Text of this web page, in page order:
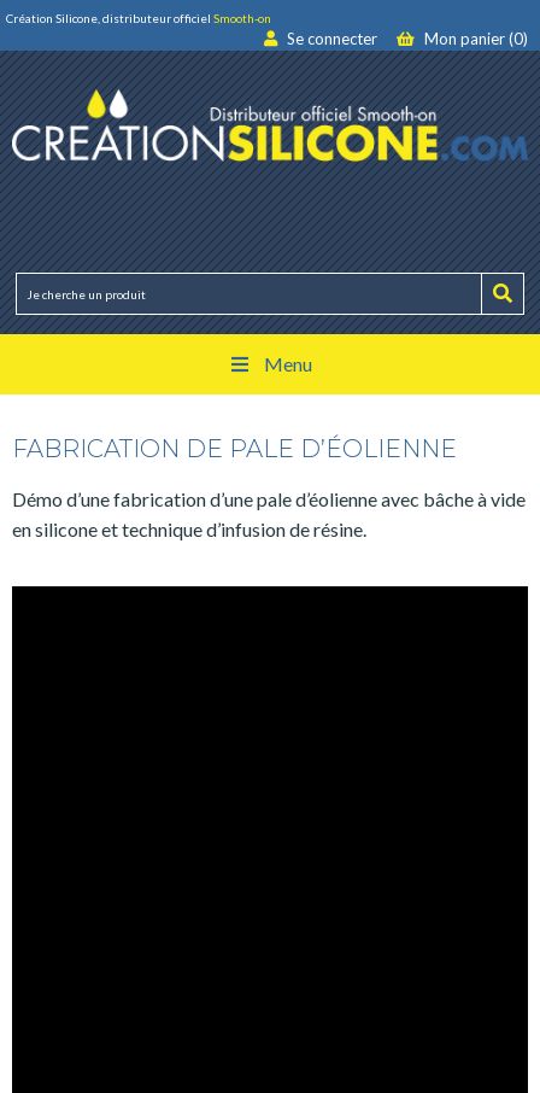
Création Silicone, distributeur officiel Smooth-on
Se connecter Mon panier (0)
Menu
FABRICATION DE PALE D’ÉOLIENNE
Démo d’une fabrication d’une pale d’éolienne avec bâche à vide
en silicone et technique d’infusion de résine.